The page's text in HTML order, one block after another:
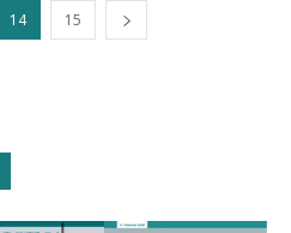
14 15